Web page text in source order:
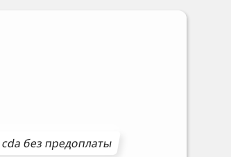
cdaбез предоплаты